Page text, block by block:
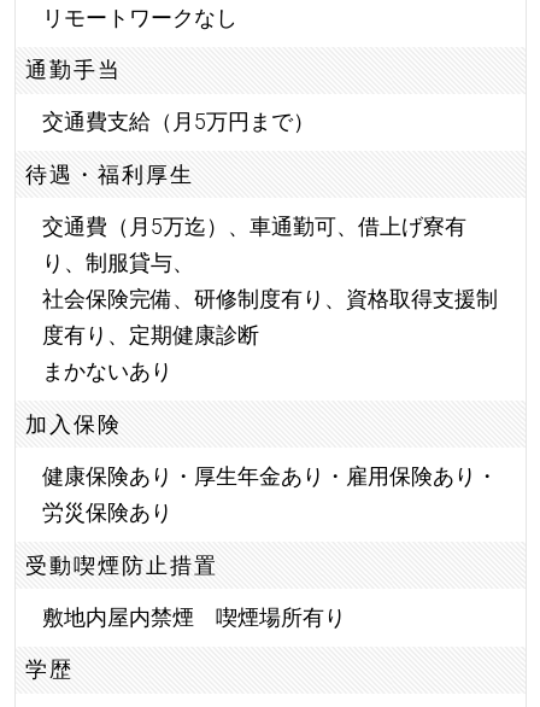
リモートワークなし
通勤手当
交通費支給（月5万円まで）
待遇・福利厚生
交通費（月5万迄）、車通勤可、借上げ寮有
り、制服貸与、
社会保険完備、研修制度有り、資格取得支援制
度有り、定期健康診断
まかないあり
加入保険
健康保険あり・厚生年金あり・雇用保険あり・
労災保険あり
受動喫煙防止措置
敷地内屋内禁煙 喫煙場所有り
学歴